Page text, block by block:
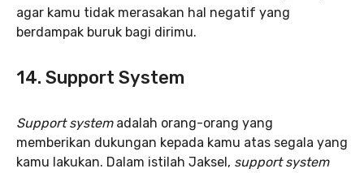
agar kamu tidak merasakan hal negatif yang
berdampak buruk bagi dirimu.
14. Support System
Support systemadalah orang-orang yang
memberikan dukungan kepada kamu atas segala yang
kamu lakukan. Dalam istilah Jaksel, support system